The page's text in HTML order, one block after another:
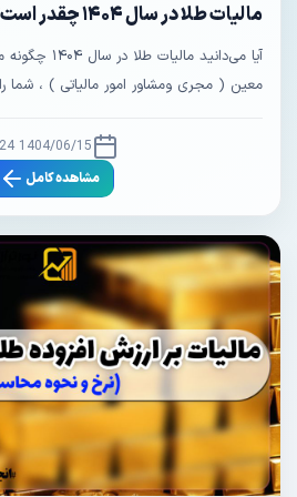
مالیات طلا در سال ۱۴۰۴ چقدر است؟
آیا می‌دانید
معین ( مجری ومشاور امور مالیاتی ) ، شما
1404/06/15 09:24
مشاهده کامل